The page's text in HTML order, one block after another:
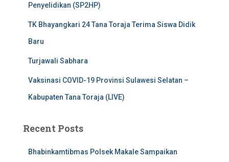
Penyelidikan (SP2HP)
TK Bhayangkari 24 Tana Toraja Terima Siswa Didik
Baru
Turjawali Sabhara
Vaksinasi COVID-19 Provinsi Sulawesi Selatan –
Kabupaten Tana Toraja (LIVE)
Recent Posts
Bhabinkamtibmas Polsek Makale Sampaikan